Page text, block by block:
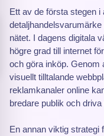
Ett av de första stegen i
nätet. I dagens digitala
högre grad till internet
och göra inköp. Genom
visuellt tilltalande
reklamkanaler online
bredare publik och
En annan viktig strategi